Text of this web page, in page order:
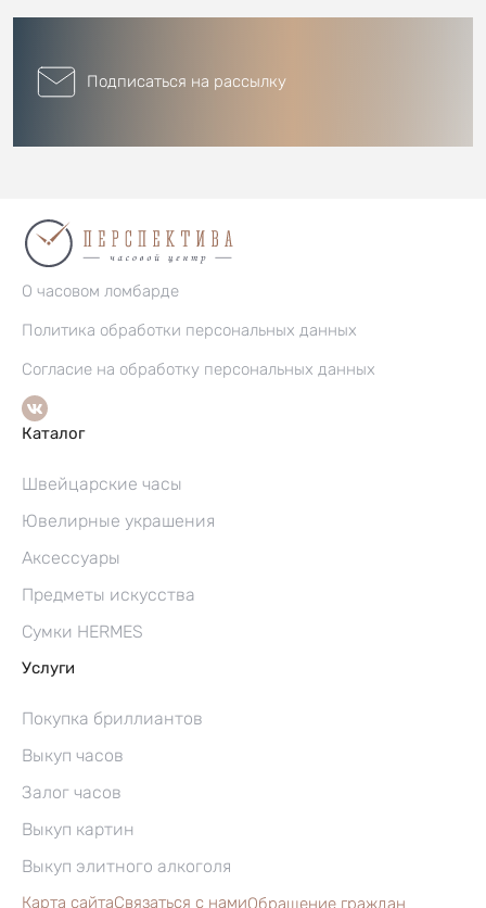
Подписаться на рассылку
О часовом ломбарде
Политика обработки персональных данных
Согласие на обработку персональных данных
Каталог
Швейцарские часы
Ювелирные украшения
Аксессуары
Предметы искусства
Сумки HERMES
Услуги
Покупка бриллиантов
Выкуп часов
Залог часов
Выкуп картин
Выкуп элитного алкоголя
Карта сайтаСвязаться с намиОбращение граждан